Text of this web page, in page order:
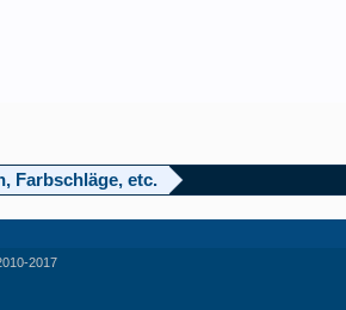
Farbschläge, etc.
2017